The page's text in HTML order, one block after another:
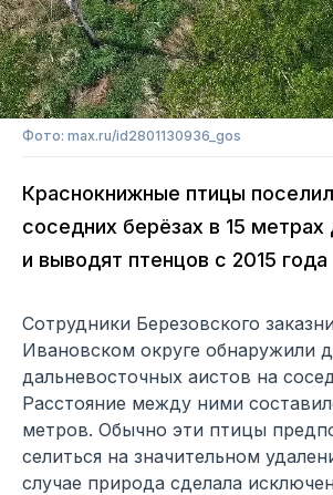
Фото: max.ru/id2801130936_gos
Краснокнижные птицы
соседних берёзах в 15 метрах
и выводят птенцов с 2015 года
Сотрудники Березовского
Ивановском округе обнаружили
дальневосточных аистов на
Расстояние между ними
метров. Обычно эти птицы
селиться на значительном
случае природа сделала